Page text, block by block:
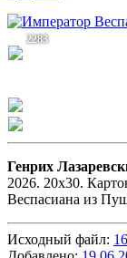
2283
Генрих
2026. 20х30.
Веспасиана из
Исходный файл: